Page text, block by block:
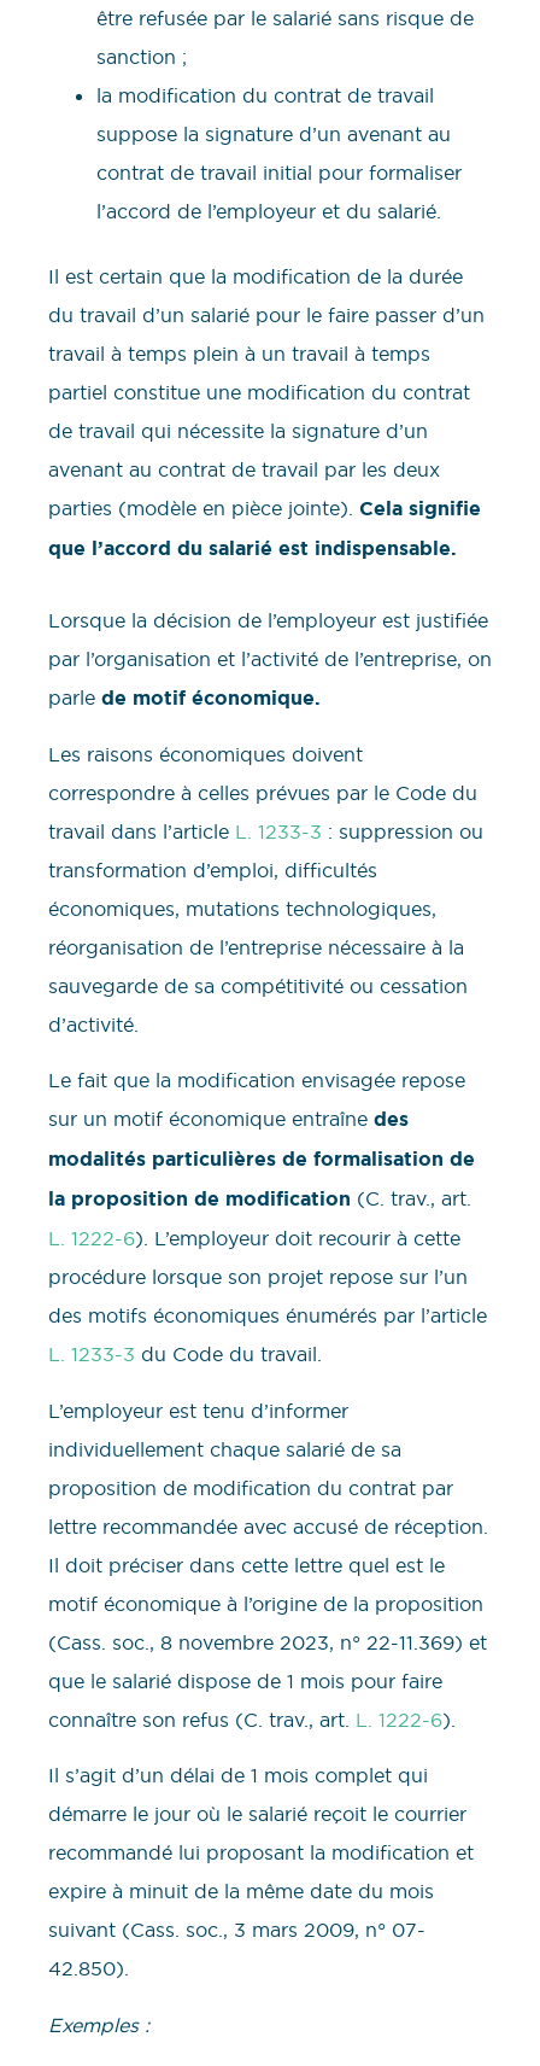
être refusée par le salarié sans risque de
sanction ;
la modification du contrat de travail
suppose la signature d’un avenant au
contrat de travail initial pour formaliser
l’accord de l’employeur et du salarié.
Il est certain que la modification de la durée
du travail d’un salarié pour le faire passer d’un
travail à temps plein à un travail à temps
partiel constitue une modification du contrat
de travail qui nécessite la signature d’un
avenant au contrat de travail par les deux
parties (modèle en pièce jointe). Cela signifie
que l’accord du salarié est indispensable.
Lorsque la décision de l’employeur est justifiée
par l’organisation et l’activité de l’entreprise, on
parle de motif économique.
Les raisons économiques doivent
correspondre à celles prévues par le Code du
travail dans l’article L. 1233-3 : suppression ou
transformation d’emploi, difficultés
économiques, mutations technologiques,
réorganisation de l’entreprise nécessaire à la
sauvegarde de sa compétitivité ou cessation
d’activité.
Le fait que la modification envisagée repose
sur un motif économique entraîne des
modalités particulières de formalisation de
la proposition de modification (C. trav., art.
L. 1222-6). L’employeur doit recourir à cette
procédure lorsque son projet repose sur l’un
des motifs économiques énumérés par l’article
L. 1233-3 du Code du travail.
L’employeur est tenu d’informer
individuellement chaque salarié de sa
proposition de modification du contrat par
lettre recommandée avec accusé de réception.
Il doit préciser dans cette lettre quel est le
motif économique à l’origine de la proposition
(Cass. soc., 8 novembre 2023, n° 22-11.369) et
que le salarié dispose de 1 mois pour faire
connaître son refus (C. trav., art. L. 1222-6).
Il s’agit d’un délai de 1 mois complet qui
démarre le jour où le salarié reçoit le courrier
recommandé lui proposant la modification et
expire à minuit de la même date du mois
suivant (Cass. soc., 3 mars 2009, n° 07-
42.850).
Exemples :